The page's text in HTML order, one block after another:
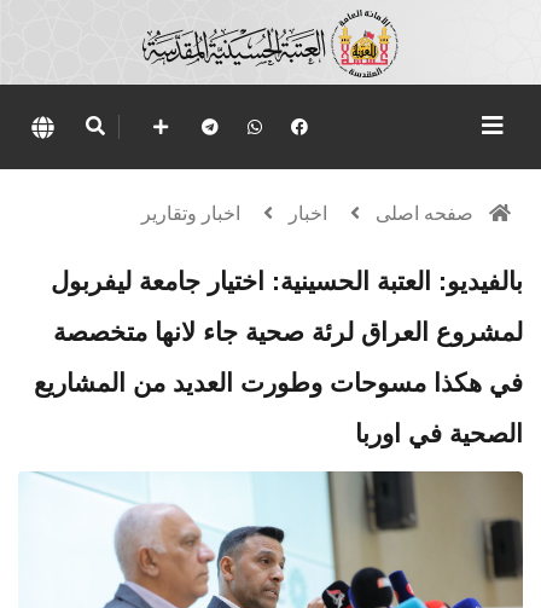
صفحه اصلی اخبار اخبار وتقارير
بالفيديو: العتبة الحسينية: اختيار جامعة ليفربول
لمشروع العراق لرئة صحية جاء لانها متخصصة
في هكذا مسوحات وطورت العديد من المشاريع
الصحية في اوربا